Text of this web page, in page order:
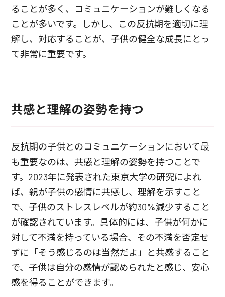
ることが多く、コミュニケーションが難しくなる
ことが多いです。しかし、この反抗期を適切に理
解し、対応することが、子供の健全な成長にとっ
て非常に重要です。
共感と理解の姿勢を持つ
反抗期の子供とのコミュニケーションにおいて最
も重要なのは、共感と理解の姿勢を持つことで
す。2023年に発表された東京大学の研究によれ
ば、親が子供の感情に共感し、理解を示すこと
で、子供のストレスレベルが約30%減少すること
が確認されています。具体的には、子供が何かに
対して不満を持っている場合、その不満を否定せ
ずに「そう感じるのは当然だよ」と共感すること
で、子供は自分の感情が認められたと感じ、安心
感を得ることができます。